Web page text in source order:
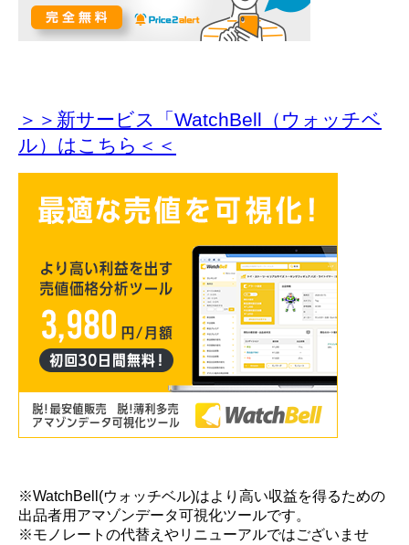
＞＞新サービス「WatchBell（ウォッチベ
ル）はこちら＜＜
※WatchBell(ウォッチベル)はより高い収益を得るための
出品者用アマゾンデータ可視化ツールです。
※モノレートの代替えやリニューアルではございませ